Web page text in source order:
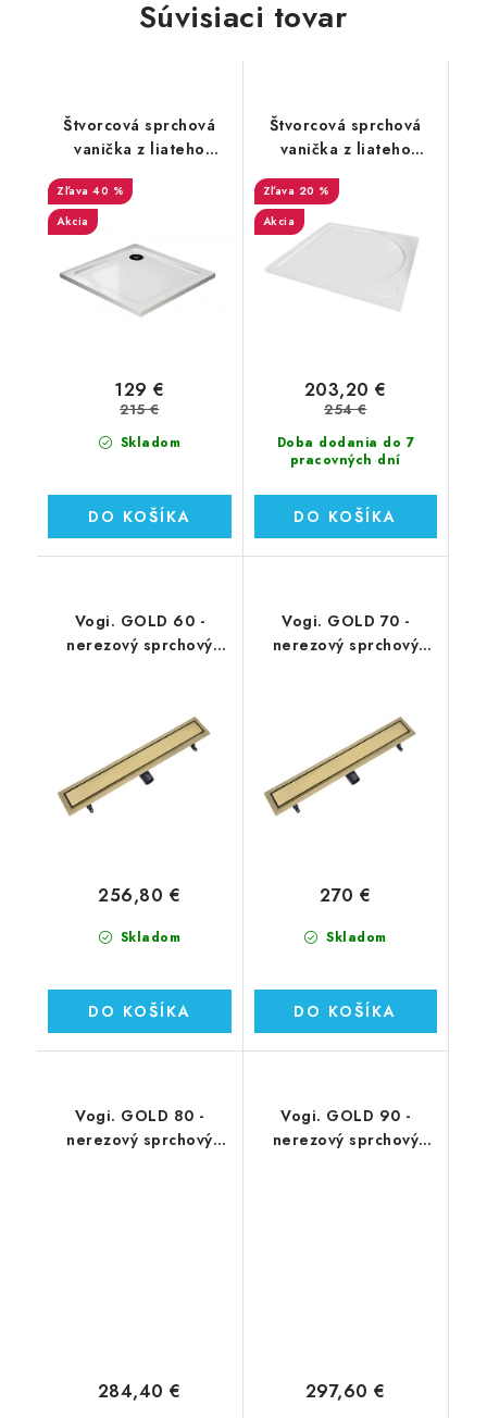
Súvisiaci tovar
Štvorcová sprchová
vanička z liateho
mramoru Sanovo STAR
90x90x3 cm
40 %
Akcia
Skladom
129 €
215 €
DO KOŠÍKA
Štvorcová sprchová
vanička z liateho
mramoru Sanovo LAKA
STAR 90x90x3 cm s
protišmykom
20 %
Akcia
Doba dodania do 7
pracovných dní
203,20 €
254 €
DO KOŠÍKA
Vogi. GOLD 60 -
nerezový sprchový
Skladom
256,80 €
DO KOŠÍKA
Vogi. GOLD 70 -
nerezový sprchový
Skladom
270 €
DO KOŠÍKA
Vogi. GOLD 80 -
nerezový sprchový
284,40 €
Vogi. GOLD 90 -
nerezový sprchový
297,60 €